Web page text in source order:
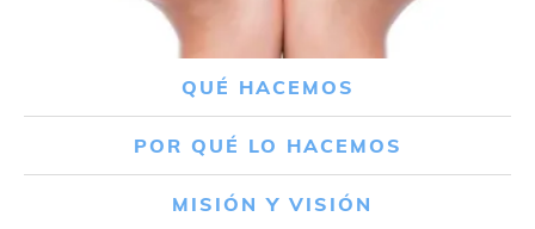
QUÉ HACEMOS
POR QUÉ LO HACEMOS
MISIÓN Y VISIÓN